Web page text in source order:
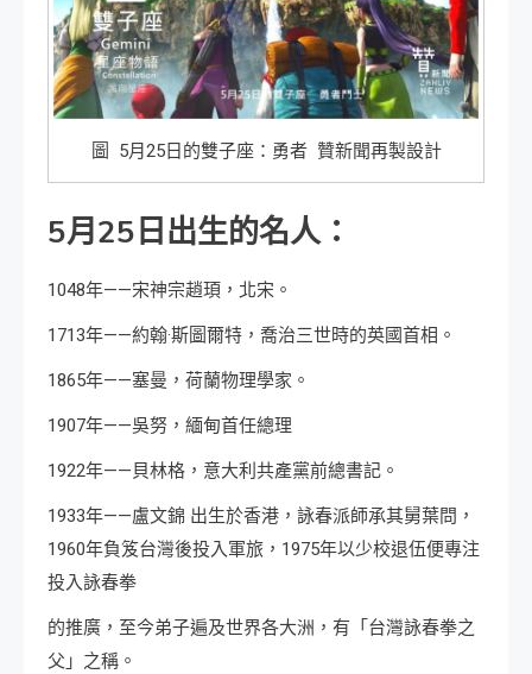
圖 5月25日的雙子座：勇者 贊新聞再製設計
5月25日出生的名人：
1048年——宋神宗趙頊，北宋。
1713年——約翰·斯圖爾特，喬治三世時的英國首相。
1865年——塞曼，荷蘭物理學家。
1907年——吳努，緬甸首任總理
1922年——貝林格，意大利共產黨前總書記。
1933年——盧文錦 出生於香港，詠春派師承其舅葉問，
1960年負笈台灣後投入軍旅，1975年以少校退伍便專注
投入詠春拳
的推廣，至今弟子遍及世界各大洲，有「台灣詠春拳之
父」之稱。